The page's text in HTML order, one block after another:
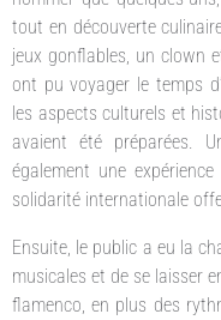
tout en découverte
jeux gonflables, un clown
ont pu voyager le temps
les aspects culturels et
avaient été préparées.
également une
solidarité internationale
Ensuite, le public a eu la
musicales et de se laisser
flamenco, en plus des